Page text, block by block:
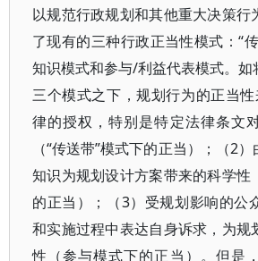
以规范行政规划和其他重大决策行
了现有的三种行政正当性模式：“
知识模式和参与/利益代表模式。
三个模式之下，规划行为的正当
律的授权，特别是特定法律条文
（“传送带”模式下的正当）；（2
知识为规划设计方案带来的科学性
的正当）；（3）受规划影响的公
和实施过程中表达自身诉求，为规
性（参与模式下的正当）。但是